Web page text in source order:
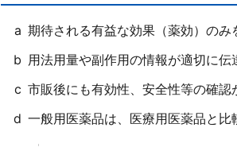
a 期待される有益な効果（薬効）のみ
b 用法用量や副作用の情報が適切に伝
c 市販後にも有効性、安全性等の確認
d 一般用医薬品は、医療用医薬品と比